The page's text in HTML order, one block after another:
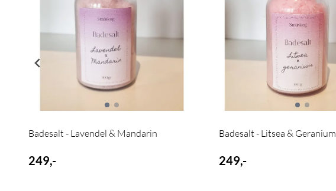
Badesalt - Lavendel & Mandarin
249,-
Badesalt - Litsea & Geranium
249,-